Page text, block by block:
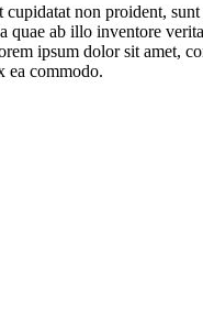
cupidatat non proident,
quae ab illo inventore
ipsum dolor sit amet,
ea commodo.